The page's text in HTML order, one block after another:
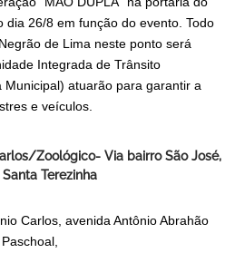
dia 26/8 em função do evento. Todo
de Lima neste ponto será
Integrada de Trânsito
Municipal) atuarão para garantir a
e veículos.
Zoológico- Via bairro São José,
Terezinha
Carlos, avenida Antônio Abrahão